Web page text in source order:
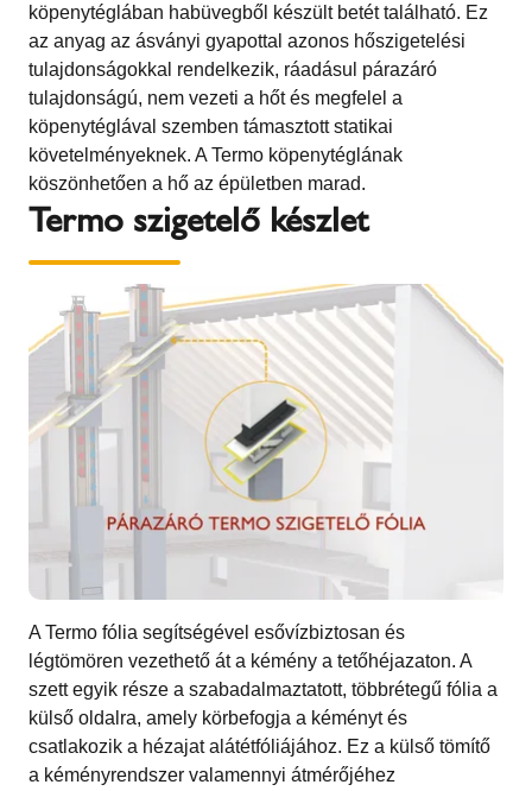
köpenytéglában habüvegből készült betét található. Ez
az anyag az ásványi gyapottal azonos hőszigetelési
tulajdonságokkal rendelkezik, ráadásul párazáró
tulajdonságú, nem vezeti a hőt és megfelel a
köpenytéglával szemben támasztott statikai
követelményeknek. A Termo köpenytéglának
köszönhetően a hő az épületben marad.
Termo szigetelő készlet
A Termo fólia segítségével esővízbiztosan és
légtömören vezethető át a kémény a tetőhéjazaton. A
szett egyik része a szabadalmaztatott, többrétegű fólia a
külső oldalra, amely körbefogja a kéményt és
csatlakozik a hézajat alátétfóliájához. Ez a külső tömítő
a kéményrendszer valamennyi átmérőjéhez